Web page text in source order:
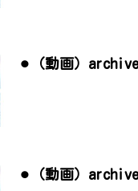
⚫︎（動画）
⚫︎（動画）